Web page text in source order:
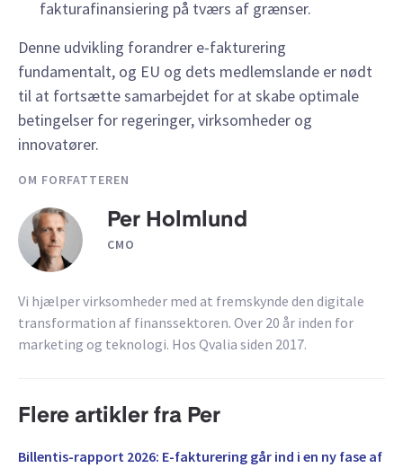
fakturafinansiering på tværs af grænser.
Denne udvikling forandrer e-fakturering
fundamentalt, og EU og dets medlemslande er nødt
til at fortsætte samarbejdet for at skabe optimale
betingelser for regeringer, virksomheder og
innovatører.
OM FORFATTEREN
Per Holmlund
CMO
Vi hjælper virksomheder med at fremskynde den digitale
transformation af finanssektoren. Over 20 år inden for
marketing og teknologi. Hos Qvalia siden 2017.
Flere artikler fra Per
Billentis-rapport 2026: E-fakturering går ind i en ny fase af